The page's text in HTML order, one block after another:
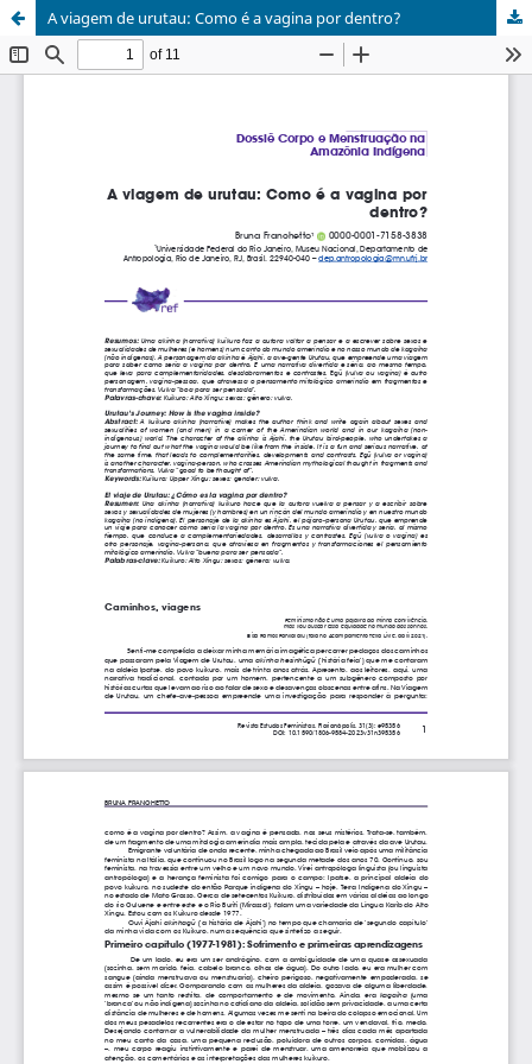
A viagem de urutau: Como é a vagina por dentro?